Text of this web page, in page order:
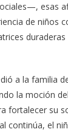
esas
de niños
a la familia
la moción
fortalecer su
continúa, el